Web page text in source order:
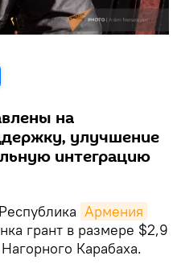
на
улучшение
интеграцию
Республика Армения
грант в размере $2,9
Карабаха.